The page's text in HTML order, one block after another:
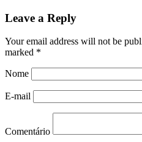
Leave a Reply
Your email address will not be
marked *
Nome
E-mail
Comentário